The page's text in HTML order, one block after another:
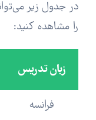
در جدول زیر
را مشاهده کنید:
زبان تدریس
فرانسه